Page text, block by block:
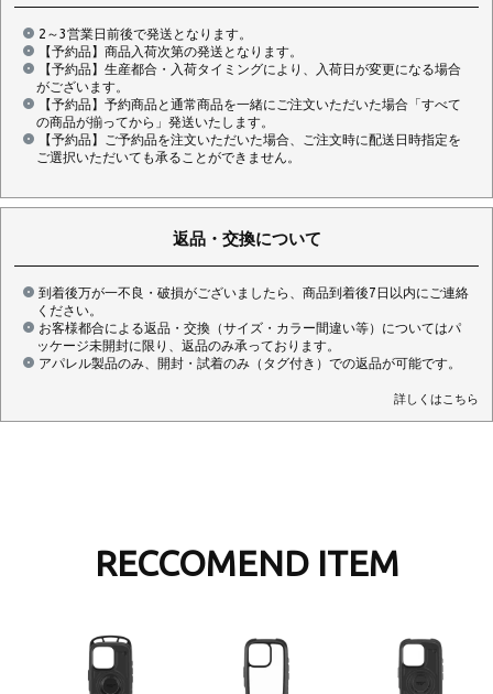
2～3営業日前後で発送となります。
【予約品】商品入荷次第の発送となります。
【予約品】生産都合・入荷タイミングにより、入荷日が変更になる場合
がございます。
【予約品】予約商品と通常商品を一緒にご注文いただいた場合「すべて
の商品が揃ってから」発送いたします。
【予約品】ご予約品を注文いただいた場合、ご注文時に配送日時指定を
ご選択いただいても承ることができません。
返品・交換について
到着後万が一不良・破損がございましたら、商品到着後7日以内にご連絡
ください。
お客様都合による返品・交換（サイズ・カラー間違い等）についてはパ
ッケージ未開封に限り、返品のみ承っております。
アパレル製品のみ、開封・試着のみ（タグ付き）での返品が可能です。
詳しくはこちら
RECCOMEND ITEM